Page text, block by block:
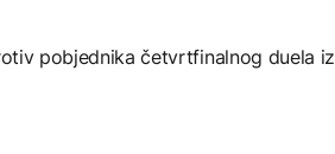
pobjednika četvrtfinalnog duela